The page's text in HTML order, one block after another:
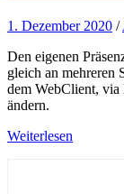
1. Dezember 2020 /
Den eigenen
gleich an
dem WebClient,
ändern.
Weiterlesen